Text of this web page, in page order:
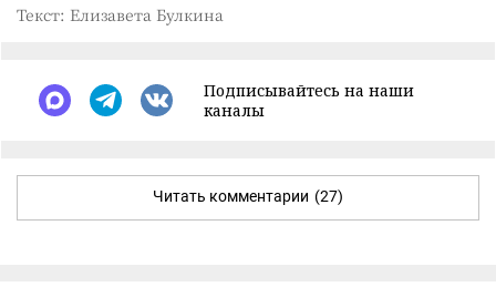
Текст: Елизавета Булкина
Подписывайтесь на наши
каналы
Читать комментарии (27)